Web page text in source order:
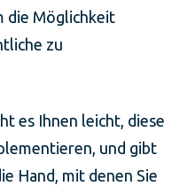
die Möglichkeit
zu
es Ihnen leicht, diese
und gibt
Hand, mit denen Sie